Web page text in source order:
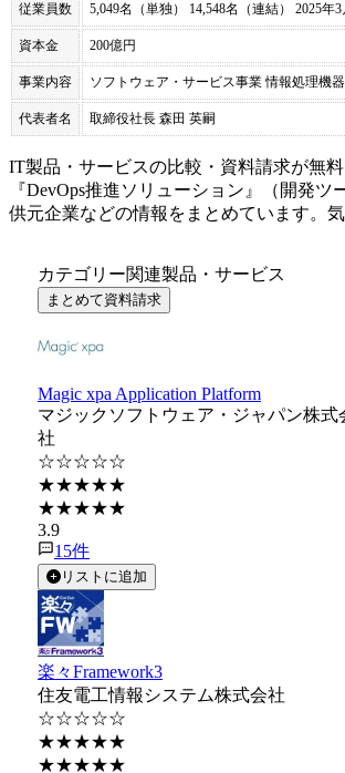
従業員数 5,049名（単独） 14,548名（連結） 2025年
資本金 200億円
事業内容 ソフトウェア・サービス事業 情報処理機
代表者名 取締役社長 森田 英嗣
IT製品・サービスの比較・資料請求が無
『DevOps推進ソリューション』（ 開発ツ
供元企業などの情報をまとめています。
カテゴリー関連製品・サービス
まとめて資料請求
Magic xpa Application Platform
マジックソフトウェア・ジャパン株式
社
☆☆☆☆☆
★★★★★
★★★★★
3.9
15件
リストに追加
楽々Framework3
住友電工情報システム株式会社
☆☆☆☆☆
★★★★★
★★★★★